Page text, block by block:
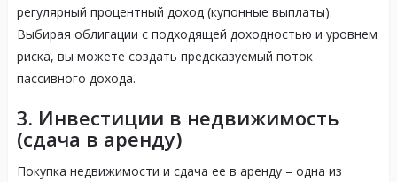
регулярный процентный доход (купонные выплаты).
Выбирая облигации с подходящей доходностью и уровнем
риска, вы можете создать предсказуемый поток
пассивного дохода.
3. Инвестиции в недвижимость
(сдача в аренду)
Покупка недвижимости и сдача ее в аренду – одна из